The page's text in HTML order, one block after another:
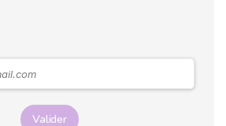
Valider